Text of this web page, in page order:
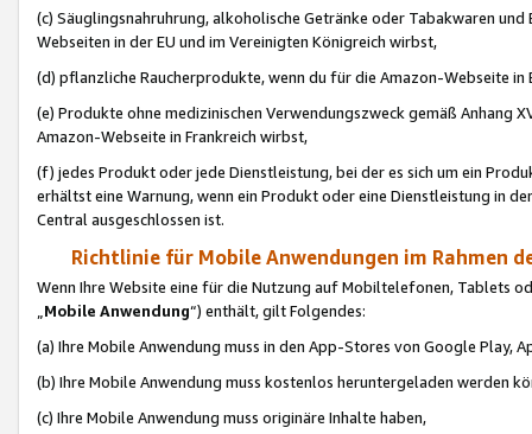
(c) Säuglingsnahruhrung, alkoholische Getränke oder Tabakwaren
Webseiten in der EU und im Vereinigten Königreich wirbst,
(d) pflanzliche Raucherprodukte, wenn du für die Amazon-Webseite in
(e) Produkte ohne medizinischen Verwendungszweck gemäß Anhang
Amazon-Webseite in Frankreich wirbst,
(f) jedes Produkt oder jede Dienstleistung, bei der es sich um ein
erhältst eine Warnung, wenn ein Produkt oder eine Dienstleistung in
Central ausgeschlossen ist.
Richtlinie für Mobile Anwendungen im Rahmen
Wenn Ihre Website eine für die Nutzung auf Mobiltelefonen, Tablets
„Mobile Anwendung“) enthält, gilt Folgendes:
(a) Ihre Mobile Anwendung muss in den App-Stores von Google Play,
(b) Ihre Mobile Anwendung muss kostenlos heruntergeladen werden
(c) Ihre Mobile Anwendung muss originäre Inhalte haben,